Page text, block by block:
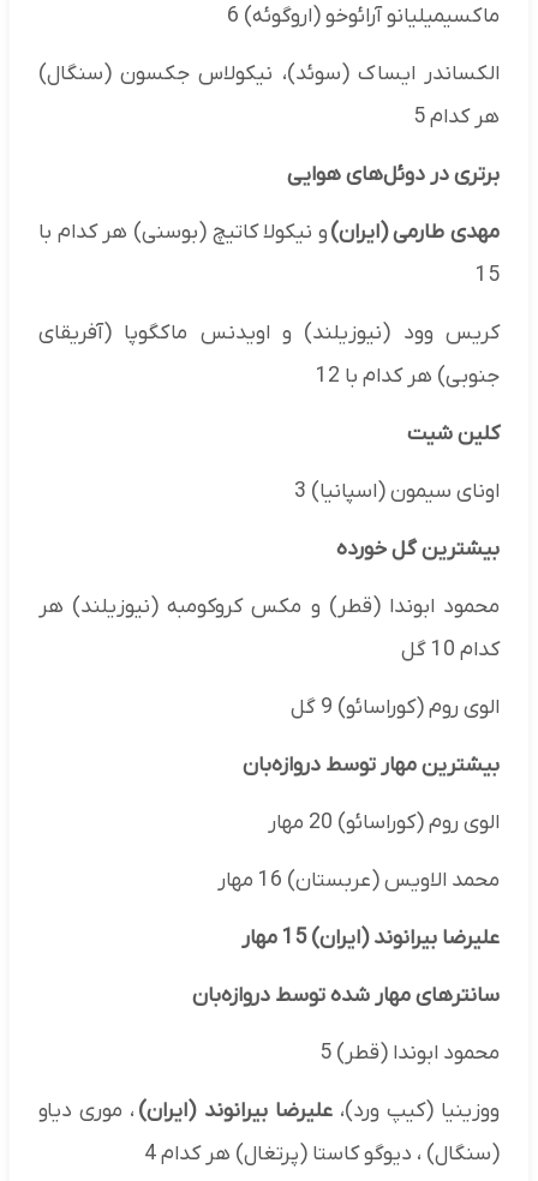
ماکسیمیلیانو آرائوخو (اروگوئه) 6
الکساندر ایساک (سوئد)، نیکولاس جکسون (سنگال)
هر کدام 5
برتری در دوئل‌های هوایی
مهدی طارمی (ایران)و نیکولا کاتیچ (بوسنی) هر کدام با
15
کریس وود (نیوزیلند) و اویدنس ماکگوپا (آفریقای
جنوبی) هر کدام با 12
کلین شیت
اونای سیمون (اسپانیا) 3
بیشترین گل خورده
محمود ابوندا (قطر) و مکس کروکومبه (نیوزیلند) هر
کدام 10 گل
الوی روم (کوراسائو) 9 گل
بیشترین مهار توسط دروازه‌بان
الوی روم (کوراسائو) 20 مهار
محمد الاویس (عربستان) 16 مهار
علیرضا بیرانوند (ایران) 15 مهار
سانترهای مهار شده توسط دروازه‌بان
محمود ابوندا (قطر) 5
ووزینیا (کیپ ورد)،علیرضا بیرانوند (ایران) ، موری دیاو
(سنگال) ، دیوگو کاستا (پرتغال) هر کدام 4